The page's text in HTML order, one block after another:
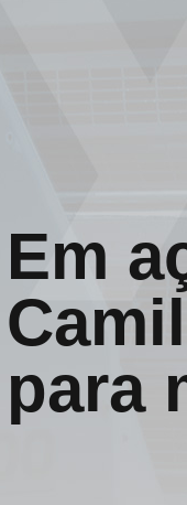
Em
para